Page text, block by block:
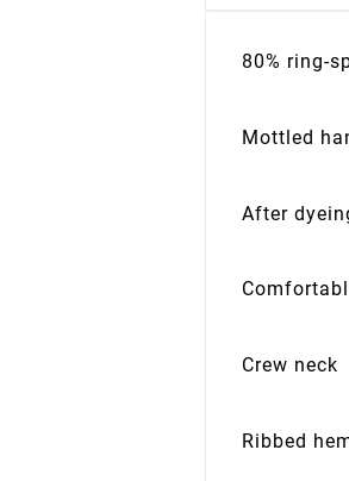
80% ring-
Mottled
After
Crew neck
Ribbed